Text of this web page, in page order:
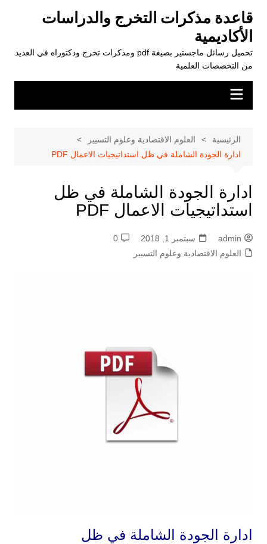
المحتوى
قاعدة مذكرات التخرج والدراسات
الأكاديمية
تحميل رسائل ماجستير بصيغة pdf ومذكرات تخرج ودكتوراه في العديد
من التخصصات العلمية
الرئيسية
العلوم الاقتصادية وعلوم التسيير
ادارة الجودة الشاملة في ظل استداتيجيات الاعمال PDF
ادارة الجودة الشاملة في ظل
استداتيجيات الاعمال PDF
admin سبتمبر 1, 2018
0
العلوم الاقتصادية وعلوم التسيير
ادارة الجودة الشاملة في ظل